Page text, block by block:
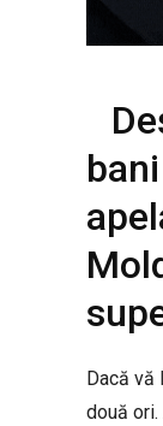
Dacă
două